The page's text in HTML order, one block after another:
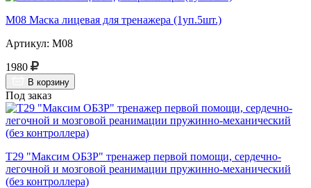
М08 Маска лицевая для тренажера (1уп.5шт.)
Артикул: М08
1980
В корзину
Под заказ
Т29 "Максим ОБЗР" тренажер первой помощи, сердечно-
легочной и мозговой реанимации пружинно-механический
(без контроллера)